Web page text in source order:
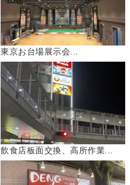
東京お台場展示会...
飲食店板面交換、高所作業...